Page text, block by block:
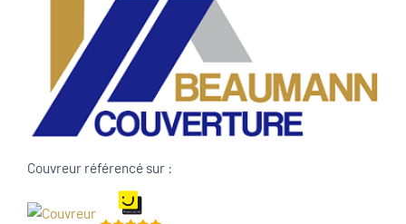
Couvreur référencé sur :